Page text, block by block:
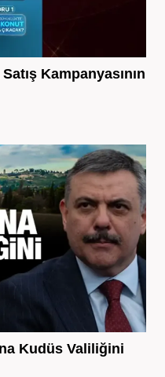
Kampanyasının
Kudüs Valiliğini